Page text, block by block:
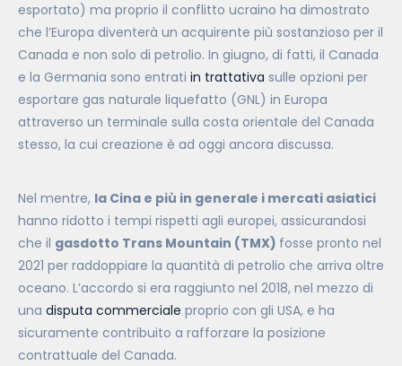
esportato) ma proprio il conflitto ucraino ha dimostrato
che l’Europa diventerà un acquirente più sostanzioso per il
Canada e non solo di petrolio. In giugno, di fatti, il Canada
e la Germania sono entrati in trattativa sulle opzioni per
esportare gas naturale liquefatto (GNL) in Europa
attraverso un terminale sulla costa orientale del Canada
stesso, la cui creazione è ad oggi ancora discussa.
Nel mentre, la Cina e più in generale i mercati asiatici
hanno ridotto i tempi rispetti agli europei, assicurandosi
che il gasdotto Trans Mountain (TMX) fosse pronto nel
2021 per raddoppiare la quantità di petrolio che arriva oltre
oceano. L’accordo si era raggiunto nel 2018, nel mezzo di
una disputa commerciale proprio con gli USA, e ha
sicuramente contribuito a rafforzare la posizione
contrattuale del Canada.